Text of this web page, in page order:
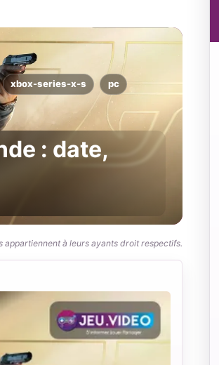
xbox-series-x-s pc
: date,
appartiennent à leurs ayants droit respectifs.